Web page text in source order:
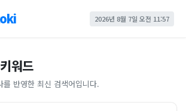
2026년 8월 7일 오전 11:57
워드
를 반영한 최신 검색어입니다.